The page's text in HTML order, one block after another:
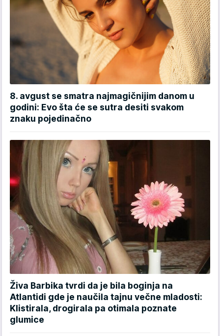
8. avgust se smatra najmagičnijim danom u
godini: Evo šta će se sutra desiti svakom
znaku pojedinačno
Živa Barbika tvrdi da je bila boginja na
Atlantidi gde je naučila tajnu večne mladosti:
Klistirala, drogirala pa otimala poznate
glumice